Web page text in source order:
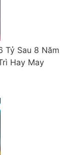
Tỷ Sau 8 Năm
Hay May